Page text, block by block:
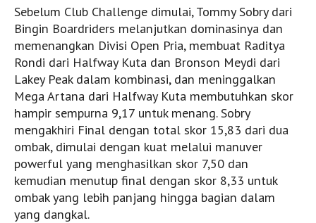
Acara TV Terbaru
Kontak
Email dan Editor Surftotal
Toko Surfing
Sekolah Surfing
Akomodasi
Produsen Surf board
Entitas Resmi Indonesia
Sebelum Club Challenge dimulai, Tommy Sobry dari
Bingin Boardriders melanjutkan dominasinya dan
memenangkan Divisi Open Pria, membuat Raditya
Rondi dari Halfway Kuta dan Bronson Meydi dari
Lakey Peak dalam kombinasi, dan meninggalkan
Mega Artana dari Halfway Kuta membutuhkan skor
hampir sempurna 9,17 untuk menang. Sobry
mengakhiri Final dengan total skor 15,83 dari dua
ombak, dimulai dengan kuat melalui manuver
powerful yang menghasilkan skor 7,50 dan
kemudian menutup final dengan skor 8,33 untuk
ombak yang lebih panjang hingga bagian dalam
yang dangkal.